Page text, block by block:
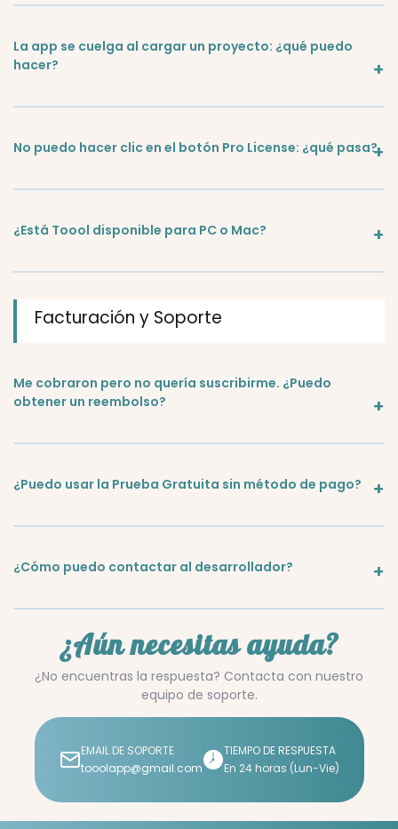
La app se cuelga al cargar un proyecto: ¿qué puedo
hacer?
No puedo hacer clic en el botón Pro License: ¿qué pasa?
¿Está Toool disponible para PC o Mac?
Facturación y Soporte
Me cobraron pero no quería suscribirme. ¿Puedo
obtener un reembolso?
¿Puedo usar la Prueba Gratuita sin método de pago?
¿Cómo puedo contactar al desarrollador?
¿Aún necesitas ayuda?
¿No encuentras la respuesta? Contacta con nuestro
equipo de soporte.
EMAIL DE SOPORTE
tooolapp@gmail.com
TIEMPO DE RESPUESTA
En 24 horas (Lun-Vie)